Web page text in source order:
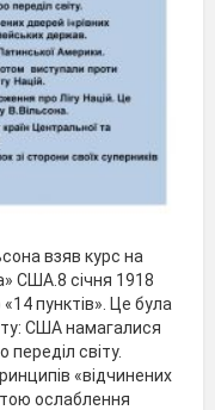
взяв курс на
США.8 січня 1918
пунктів». Це була
США намагалися
переділ світу.
«відчинених
ослаблення